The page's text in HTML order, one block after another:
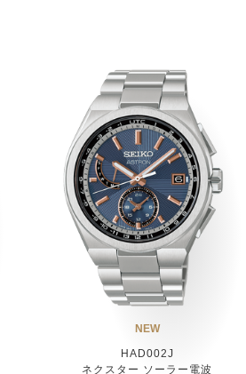
NEW
HAD002J
ネクスター ソーラー電波